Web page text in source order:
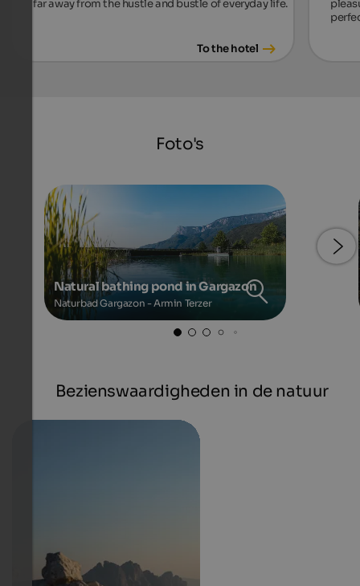
far away from the hustle and bustle of everyday life.
To the hotel
Foto's
Natural bathing pond in Gargazon
Naturbad Gargazon - Armin Terzer
Bezienswaardigheden in de natuur